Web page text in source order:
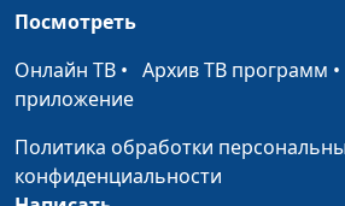
От всех ли грехов
очищает Бог? (осень)
Андрей
От всех ли грехов
очищает Бог? (лето)
Андрей
Посмотреть
Онлайн ТВ • Архив ТВ программ •
приложение
Политика обработки
конфиденциальности